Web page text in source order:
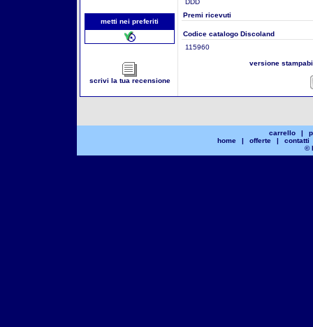
metti nei preferiti
scrivi la tua recensione
DDD
Premi ricevuti
Codice catalogo Discoland
115960
versione
carrello |
home
| offerte |
contatti
©